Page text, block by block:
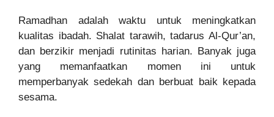
Ramadhan adalah waktu untuk meningkatkan
kualitas ibadah. Shalat tarawih, tadarus Al-Qur’an,
dan berzikir menjadi rutinitas harian. Banyak juga
yang memanfaatkan momen ini untuk
memperbanyak sedekah dan berbuat baik kepada
sesama.